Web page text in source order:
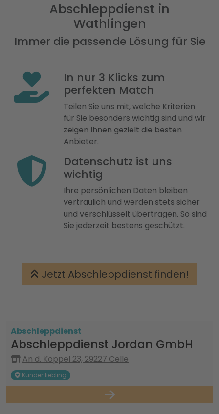
Abschleppdienst in
Wathlingen
Immer die passende Lösung für Sie
In nur 3 Klicks zum
perfekten Match
Teilen Sie uns mit, welche Kriterien
für Sie besonders wichtig sind und wir
zeigen Ihnen gezielt die besten
Anbieter.
Datenschutz ist uns
wichtig
Ihre persönlichen Daten bleiben
vertraulich und werden stets sicher
und verschlüsselt übertragen. So sind
Sie jederzeit bestens geschützt.
Jetzt Abschleppdienst finden!
Abschleppdienst
Abschleppdienst Jordan GmbH
An d. Koppel 23, 29227 Celle
Kundenliebling